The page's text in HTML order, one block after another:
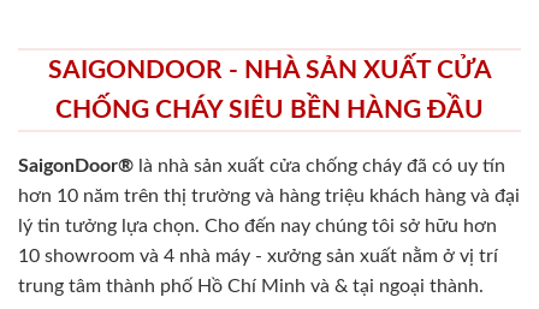
SAIGONDOOR - NHÀ SẢN XUẤT CỬA
CHỐNG CHÁY SIÊU BỀN HÀNG ĐẦU
SaigonDoor® là nhà sản xuất cửa chống cháy đã có uy tín
hơn 10 năm trên thị trường và hàng triệu khách hàng và đại
lý tin tưởng lựa chọn. Cho đến nay chúng tôi sở hữu hơn
10 showroom và 4 nhà máy - xưởng sản xuất nằm ở vị trí
trung tâm thành phố Hồ Chí Minh và & tại ngoại thành.